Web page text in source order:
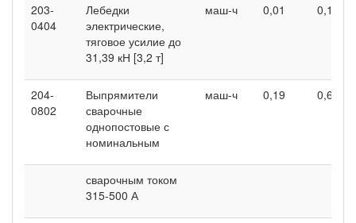
203-
0404
Лебедки
электрические,
тяговое усилие до
31,39 кН [3,2 т]
маш-ч 0,01 0,19
204-
0802
Выпрямители
сварочные
однопостовые с
номинальным
маш-ч 0,19 0,62
сварочным током
315-500 А